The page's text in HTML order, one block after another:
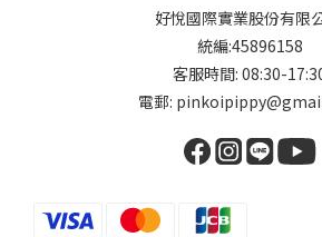
好悅國際實業股份有限
統編:45896158
客服時間: 08:30-
電郵: